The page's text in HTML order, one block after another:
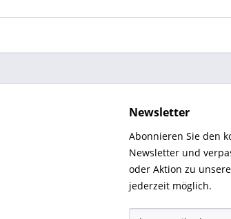
Newsletter
Abonnieren Sie den
Newsletter und
oder Aktion zu
jederzeit möglich.